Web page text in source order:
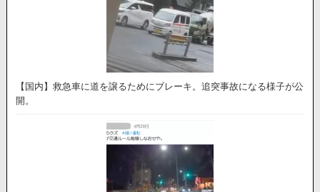
【国内】救急車に道を譲るためにブレーキ。追突事故になる様子が公
開。